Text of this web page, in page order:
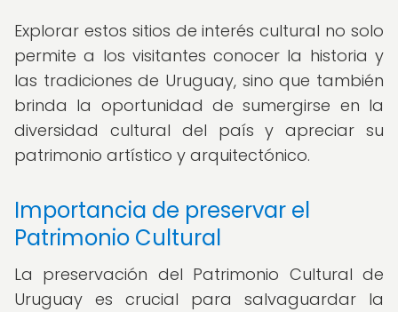
Explorar estos sitios de interés cultural no solo
permite a los visitantes conocer la historia y
las tradiciones de Uruguay, sino que también
brinda la oportunidad de sumergirse en la
diversidad cultural del país y apreciar su
patrimonio artístico y arquitectónico.
Importancia de preservar el
Patrimonio Cultural
La preservación del Patrimonio Cultural de
Uruguay es crucial para salvaguardar la